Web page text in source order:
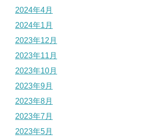
2024年4月
2024年1月
2023年12月
2023年11月
2023年10月
2023年9月
2023年8月
2023年7月
2023年5月